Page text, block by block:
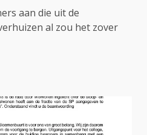
aan die uit de
al zou het zover